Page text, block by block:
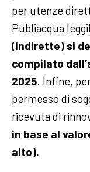
per utenze
Publiacqua
(indirette) si
compilato
2025. Infine,
permesso di
ricevuta di
in base al
alto).